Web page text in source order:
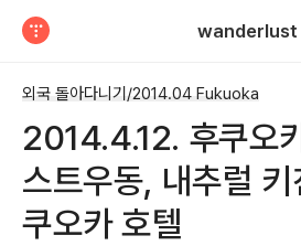
wanderlust
외국 돌아다니기/2014.04 Fukuoka
2014.4.12. 후쿠오
스트우동, 내추럴
쿠오카 호텔